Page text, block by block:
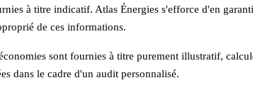
à titre indicatif. Atlas Énergies s'efforce d'en
de ces informations.
sont fournies à titre purement illustratif,
dans le cadre d'un audit personnalisé.